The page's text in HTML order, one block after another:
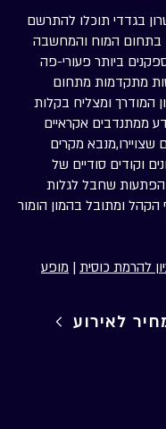
בגדדי תוכלו להתרשם
בתחום המוח והמחשבה
ביותר פעורי-פה
מתקדמות מתחום
המודרך ומצליח בקלות
ממתנדבים אקראיים
שצויירו,מנבא מקרים
וקודים סודיים של
הפתעות שחבל לגלות
הקהל ומתובל בהמון הומור
להרמת כוסית | מופע
לאירוע